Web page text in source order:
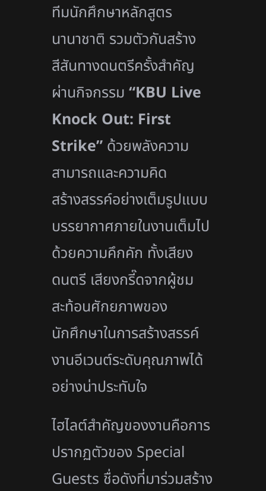
ทีมนักศึกษาหลักสูตร
นานาชาติ รวมตัวกันสร้าง
สีสันทางดนตรีครั้งสำคัญ
ผ่านกิจกรรม“KBU Live
Knock Out: First
Strike” ด้วยพลังความ
สามารถและความคิด
สร้างสรรค์อย่างเต็มรูปแบบ
บรรยากาศภายในงานเต็มไป
ด้วยความคึกคัก ทั้งเสียง
ดนตรี เสียงกรี๊ดจากผู้ชม
สะท้อนศักยภาพของ
นักศึกษาในการสร้างสรรค์
งานอีเวนต์ระดับคุณภาพได้
อย่างน่าประทับใจ
ไฮไลต์สำคัญของงานคือการ
ปรากฏตัวของ Special
Guests ชื่อดังที่มาร่วมสร้าง